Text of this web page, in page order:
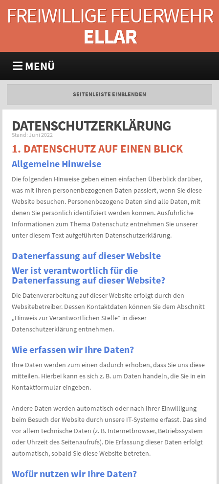
FREIWILLIGE FEUERWEHR
ELLAR
MENÜ
SEITENLEISTE EINBLENDEN
DATENSCHUTZERKLÄRUNG
Stand: Juni 2022
1. DATENSCHUTZ AUF EINEN BLICK
Allgemeine Hinweise
Die folgenden Hinweise geben einen einfachen Überblick darüber,
was mit Ihren personenbezogenen Daten passiert, wenn Sie diese
Website besuchen. Personenbezogene Daten sind alle Daten, mit
denen Sie persönlich identifiziert werden können. Ausführliche
Informationen zum Thema Datenschutz entnehmen Sie unserer
unter diesem Text aufgeführten Datenschutzerklärung.
Datenerfassung auf dieser Website
Wer ist verantwortlich für die
Datenerfassung auf dieser Website?
Die Datenverarbeitung auf dieser Website erfolgt durch den
Websitebetreiber. Dessen Kontaktdaten können Sie dem Abschnitt
„Hinweis zur Verantwortlichen Stelle“ in dieser
Datenschutzerklärung entnehmen.
Wie erfassen wir Ihre Daten?
Ihre Daten werden zum einen dadurch erhoben, dass Sie uns diese
mitteilen. Hierbei kann es sich z. B. um Daten handeln, die Sie in ein
Kontaktformular eingeben.
Andere Daten werden automatisch oder nach Ihrer Einwilligung
beim Besuch der Website durch unsere IT-Systeme erfasst. Das sind
vor allem technische Daten (z. B. Internetbrowser, Betriebssystem
oder Uhrzeit des Seitenaufrufs). Die Erfassung dieser Daten erfolgt
automatisch, sobald Sie diese Website betreten.
Wofür nutzen wir Ihre Daten?